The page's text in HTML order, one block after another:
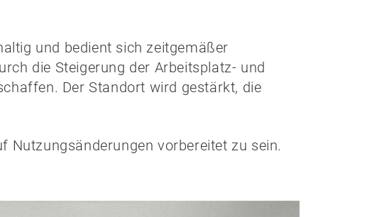
und bedient sich zeitgemäßer
die Steigerung der Arbeitsplatz- und
Der Standort wird gestärkt, die
Nutzungsänderungen vorbereitet zu sein.